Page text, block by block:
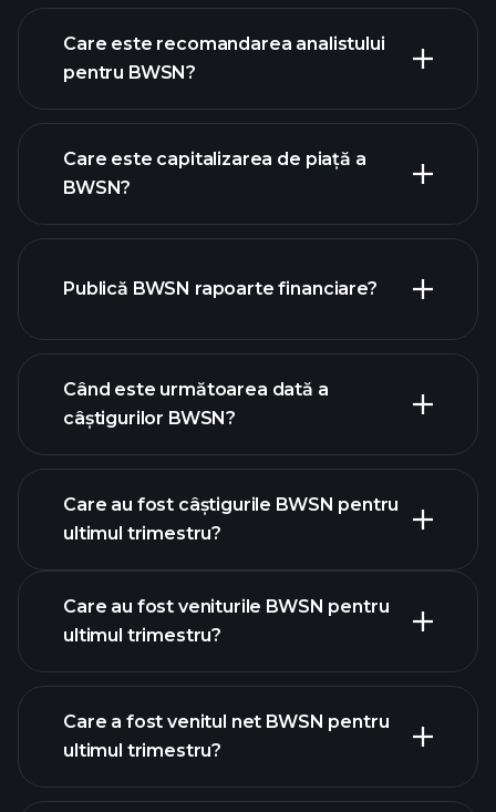
graficul BWSN
Care este recomandarea analistului
pentru BWSN?
Care este capitalizarea de piață a
BWSN?
lista noastră de acțiuni
Publică BWSN rapoarte financiare?
finanțele BWSN
Când este următoarea dată a
câștigurilor BWSN?
Care au fost câștigurile BWSN pentru
ultimul trimestru?
câștigurile BWSN
Care au fost veniturile BWSN pentru
ultimul trimestru?
rapoartele
Care a fost venitul net BWSN pentru
ultimul trimestru?